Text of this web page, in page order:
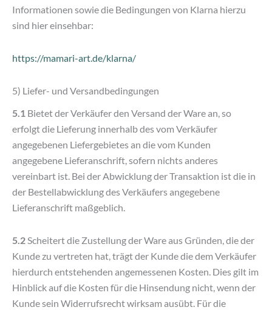
Informationen sowie die Bedingungen von Klarna hierzu
sind hier einsehbar:
https://mamari-art.de/klarna/
5) Liefer- und Versandbedingungen
5.1 Bietet der Verkäufer den Versand der Ware an, so
erfolgt die Lieferung innerhalb des vom Verkäufer
angegebenen Liefergebietes an die vom Kunden
angegebene Lieferanschrift, sofern nichts anderes
vereinbart ist. Bei der Abwicklung der Transaktion ist die in
der Bestellabwicklung des Verkäufers angegebene
Lieferanschrift maßgeblich.
5.2 Scheitert die Zustellung der Ware aus Gründen, die der
Kunde zu vertreten hat, trägt der Kunde die dem Verkäufer
hierdurch entstehenden angemessenen Kosten. Dies gilt im
Hinblick auf die Kosten für die Hinsendung nicht, wenn der
Kunde sein Widerrufsrecht wirksam ausübt. Für die